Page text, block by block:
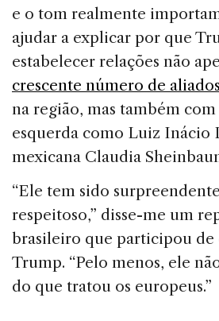
e o tom realmente
ajudar a explicar por que
estabelecer relações não
crescente número de
na região, mas também
esquerda como Luiz Inácio
mexicana Claudia
“Ele tem sido
respeitoso,” disse-me um
brasileiro que participou de
Trump. “Pelo menos, ele
do que tratou os europeus.”